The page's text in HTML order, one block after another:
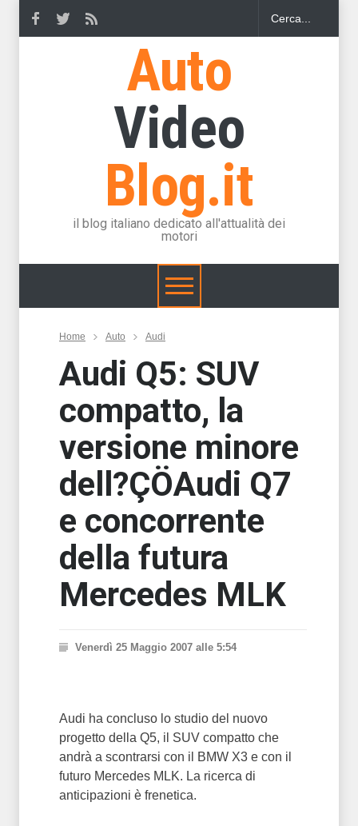
Auto
Video
Blog.it
il blog italiano dedicato all'attualità dei
motori
Home Auto Audi
Audi Q5: SUV
compatto, la
versione minore
dell?ÇÖAudi Q7
e concorrente
della futura
Mercedes MLK
Venerdì 25 Maggio 2007 alle 5:54
Audi ha concluso lo studio del nuovo
progetto della Q5, il SUV compatto che
andrà a scontrarsi con il BMW X3 e con il
futuro Mercedes MLK. La ricerca di
anticipazioni è frenetica.